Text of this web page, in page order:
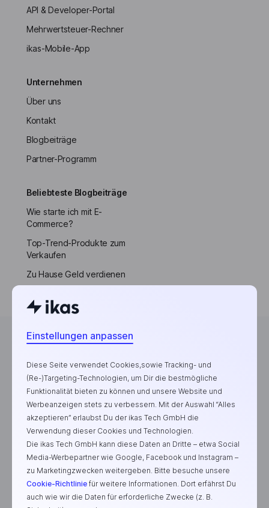
Einstellungen anpassen
Diese Seite verwendet Cookies,sowie Tracking- und
(Re-)Targeting-Technologien, um Dir die bestmögliche
Funktionalität bieten zu können und unsere Website und
Werbeanzeigen stets zu verbessern. Mit der Auswahl “Alles
akzeptieren” erlaubst Du der ikas Tech GmbH die
Verwendung dieser Cookies und Technologien.
Die ikas Tech GmbH kann diese Daten an Dritte – etwa Social
Media-Werbepartner wie Google, Facebook und Instagram –
zu Marketingzwecken weitergeben. Bitte besuche unsere
Cookie-Richtlinie für weitere Informationen. Dort erfährst Du
auch wie wir die Daten für erforderliche Zwecke (z. B.
API & Developer-Portal
Mehrwertsteuer-Rechner
ikas-Mobile-App
Unternehmen
Über uns
Kontakt
Blogbeiträge
Partner-Programm
Beliebteste Blogbeiträge
Wie starte ich mit E-
Commerce?
Top-Trend-Produkte zum
Verkaufen
Zu Hause Geld verdienen
Die E-Commerce-Plattform für erfolgreiche Marken